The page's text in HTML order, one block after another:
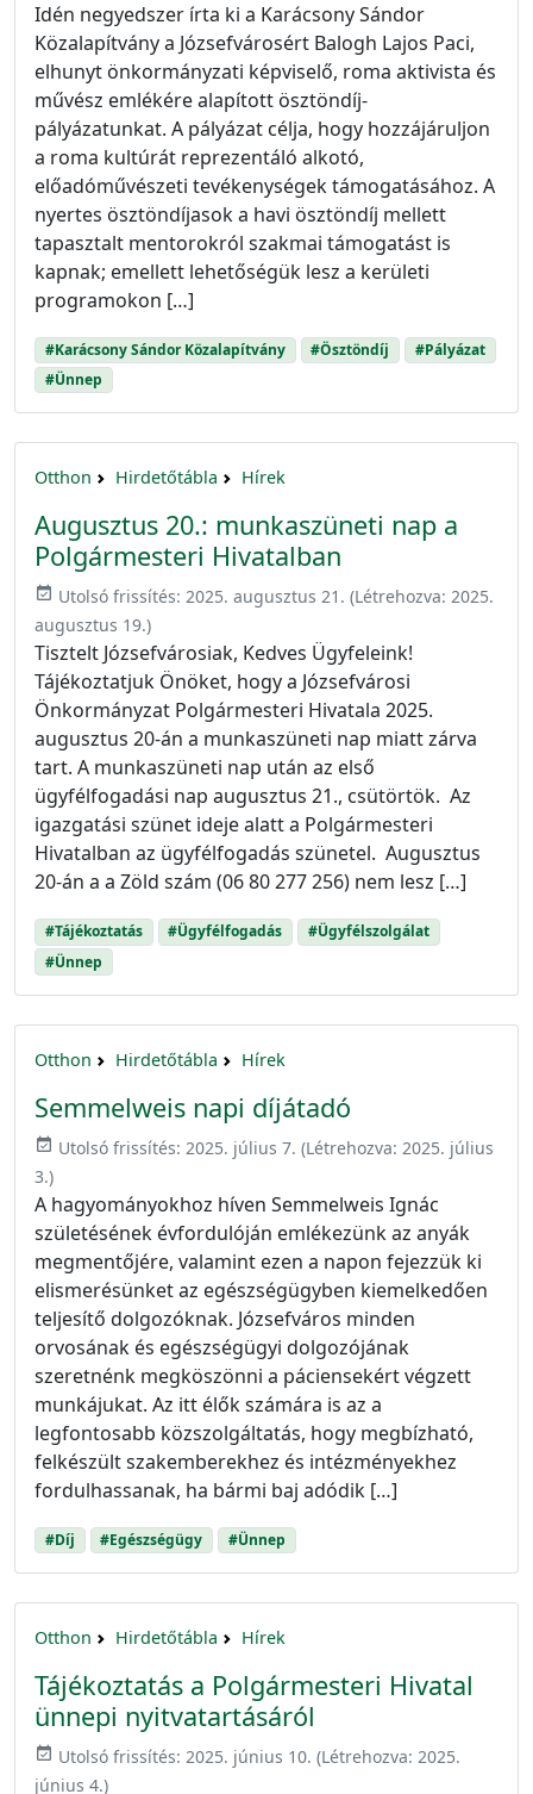
Idén negyedszer írta ki a Karácsony Sándor
Közalapítvány a Józsefvárosért Balogh Lajos Paci,
elhunyt önkormányzati képviselő, roma aktivista és
művész emlékére alapított ösztöndíj-
pályázatunkat. A pályázat célja, hogy hozzájáruljon
a roma kultúrát reprezentáló alkotó,
előadóművészeti tevékenységek támogatásához. A
nyertes ösztöndíjasok a havi ösztöndíj mellett
tapasztalt mentorokról szakmai támogatást is
kapnak; emellett lehetőségük lesz a kerületi
programokon […]
#Karácsony Sándor Közalapítvány #Ösztöndíj
#Pályázat
#Ünnep
Otthon Hirdetőtábla Hírek
Augusztus 20.: munkaszüneti nap a
Polgármesteri Hivatalban
event_available Utolsó frissítés: 2025. augusztus 21. (Létrehozva: 2025.
augusztus 19.)
Tisztelt Józsefvárosiak, Kedves Ügyfeleink!
Tájékoztatjuk Önöket, hogy a Józsefvárosi
Önkormányzat Polgármesteri Hivatala 2025.
augusztus 20-án a munkaszüneti nap miatt zárva
tart. A munkaszüneti nap után az első
ügyfélfogadási nap augusztus 21., csütörtök. Az
igazgatási szünet ideje alatt a Polgármesteri
Hivatalban az ügyfélfogadás szünetel. Augusztus
20-án a a Zöld szám (06 80 277 256) nem lesz […]
#Tájékoztatás #Ügyfélfogadás
#Ügyfélszolgálat
#Ünnep
Otthon Hirdetőtábla Hírek
Semmelweis napi díjátadó
event_available Utolsó frissítés: 2025. július 7. (Létrehozva: 2025. július
3.)
A hagyományokhoz híven Semmelweis Ignác
születésének évfordulóján emlékezünk az anyák
megmentőjére, valamint ezen a napon fejezzük ki
elismerésünket az egészségügyben kiemelkedően
teljesítő dolgozóknak. Józsefváros minden
orvosának és egészségügyi dolgozójának
szeretnénk megköszönni a páciensekért végzett
munkájukat. Az itt élők számára is az a
legfontosabb közszolgáltatás, hogy megbízható,
felkészült szakemberekhez és intézményekhez
fordulhassanak, ha bármi baj adódik […]
#Díj #Egészségügy #Ünnep
Otthon Hirdetőtábla Hírek
Tájékoztatás a Polgármesteri Hivatal
ünnepi nyitvatartásáról
event_available Utolsó frissítés: 2025. június 10. (Létrehozva: 2025.
június 4.)